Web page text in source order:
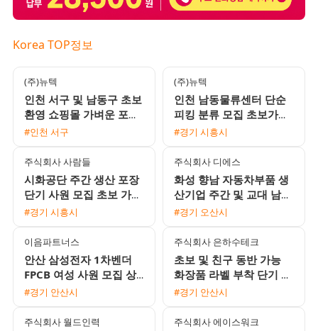
Korea TOP정보
(주)뉴텍
인천 서구 및 남동구 초보
환영 쇼핑몰 가벼운 포장
및 라벨 부착 단순 업무
#인천 서구
(주)뉴텍
인천 남동물류센터 단순
피킹 분류 모집 초보가능
익일지급 프로모션 진행
#경기 시흥시
주식회사 사람들
시화공단 주간 생산 포장
단기 사원 모집 초보 가능
통근버스 운행
#경기 시흥시
주식회사 디에스
화성 향남 자동차부품 생
산기업 주간 및 교대 남녀
사원 모집 통근버스 및 유
#경기 오산시
이음파트너스
안산 삼성전자 1차벤더
FPCB 여성 사원 모집 상
여금 300프로 및 다양한
#경기 안산시
주식회사 은하수테크
초보 및 친구 동반 가능
화장품 라벨 부착 단기 장
기 사원 모집
#경기 안산시
주식회사 월드인력 주식회사 에이스워크